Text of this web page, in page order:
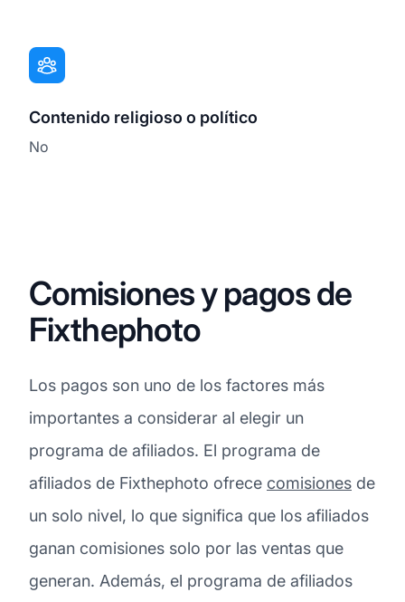
Contenido religioso o político
No
Comisiones y pagos de
Fixthephoto
Los pagos son uno de los factores más
importantes a considerar al elegir un
programa de afiliados. El programa de
afiliados de Fixthephoto ofrece comisiones de
un solo nivel, lo que significa que los afiliados
ganan comisiones solo por las ventas que
generan. Además, el programa de afiliados